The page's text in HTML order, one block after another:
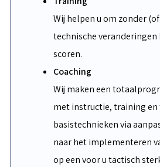
Wij helpen u om zonder
technische
scoren.
Coaching
Wij maken een
met instructie, training en
basistechnieken via
naar het implementeren
op een voor u tactisch